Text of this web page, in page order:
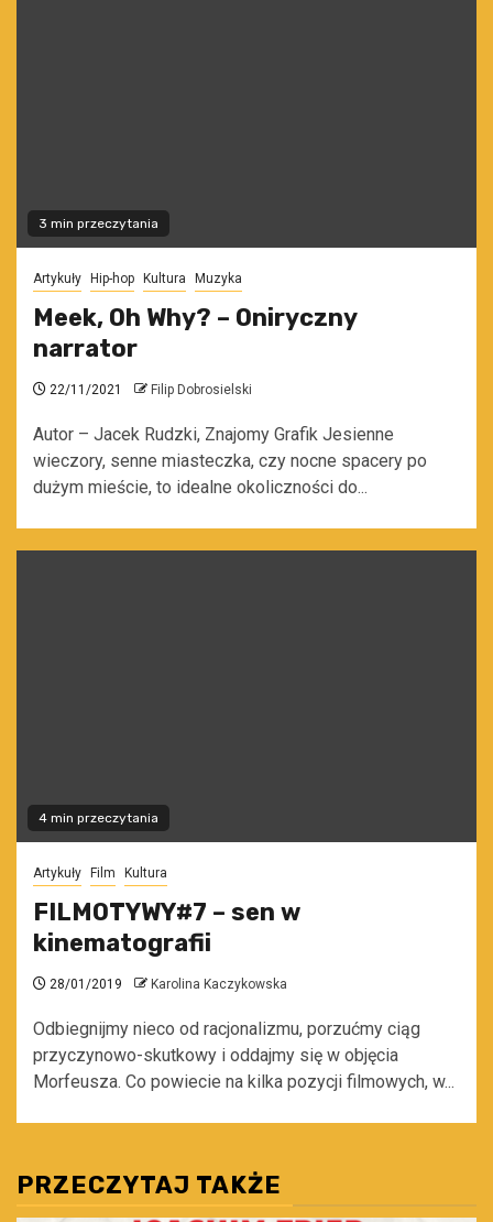
3 min przeczytania
Artykuły Hip-hop Kultura Muzyka
Meek, Oh Why? – Oniryczny
narrator
22/11/2021 Filip Dobrosielski
Autor – Jacek Rudzki, Znajomy Grafik Jesienne
wieczory, senne miasteczka, czy nocne spacery po
dużym mieście, to idealne okoliczności do...
4 min przeczytania
Artykuły Film Kultura
FILMOTYWY#7 – sen w
kinematografii
28/01/2019 Karolina Kaczykowska
Odbiegnijmy nieco od racjonalizmu, porzućmy ciąg
przyczynowo-skutkowy i oddajmy się w objęcia
Morfeusza. Co powiecie na kilka pozycji filmowych, w...
PRZECZYTAJ TAKŻE